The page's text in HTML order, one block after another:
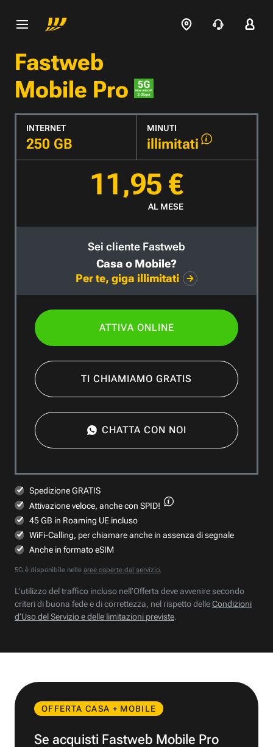
Fastweb
Mobile Pro
INTERNET
250 GB
MINUTI
illimitati
11,95 €
AL MESE
Sei cliente Fastweb
Casa o Mobile?
Per te, giga illimitati
ATTIVA ONLINE
TI CHIAMIAMO GRATIS
CHATTA CON NOI
Spedizione GRATIS
Attivazione veloce, anche con SPID!
45 GB in Roaming UE incluso
WiFi-Calling, per chiamare anche in assenza di segnale
Anche in formato eSIM
5G è disponibile nelle aree coperte dal servizio.
L’utilizzo del traffico incluso nell’Offerta deve avvenire secondo
criteri di buona fede e di correttezza, nel rispetto delleCondizioni
d’Uso del Servizio e delle limitazioni previste.
OFFERTA CASA + MOBILE
Se acquisti Fastweb Mobile Pro